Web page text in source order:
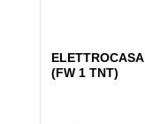
(FW 1 TNT)